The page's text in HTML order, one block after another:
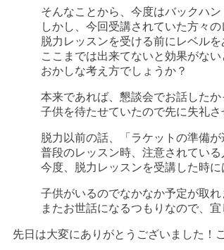
そんなことから、今度はバックハ
しかし、今回受講されていた方々
脱力レッスンを受ける前にレベルを
ここまでは出来てないと効果がない
おかしな考え方でしょうか？
本来であれば、懇談会でお話したか
子供を待たせていたので先に失礼さ
脱力以前の話、「ラケットの準備
普段のレッスン時、注意されてい
今度、脱力レッスンを受講した時
子供がいるのでなかなか予定が取れ
またお世話になるつもりなので、宜
先日は大変にありがとうございました！